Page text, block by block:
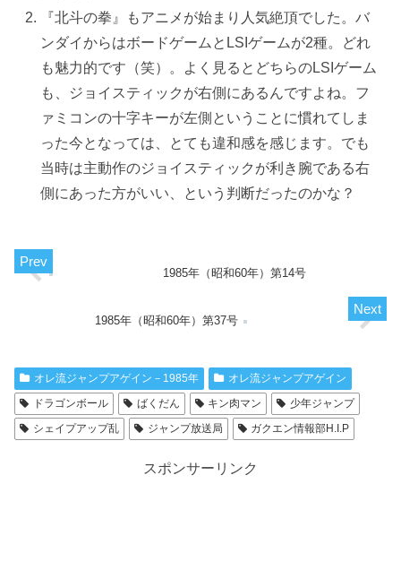
『北斗の拳』もアニメが始まり人気絶頂でした。バ
ンダイからはボードゲームとLSIゲームが2種。どれ
も魅力的です（笑）。よく見るとどちらのLSIゲーム
も、ジョイスティックが右側にあるんですよね。フ
ァミコンの十字キーが左側ということに慣れてしま
った今となっては、とても違和感を感じます。でも
当時は主動作のジョイスティックが利き腕である右
側にあった方がいい、という判断だったのかな？
1985年（昭和60年）第14号
1985年（昭和60年）第37号
オレ流ジャンプアゲイン－1985年
オレ流ジャンプアゲイン
ドラゴンボール
ばくだん キン肉マン
少年ジャンプ
シェイプアップ乱
ジャンプ放送局 ガクエン情報部H.I.P
スポンサーリンク